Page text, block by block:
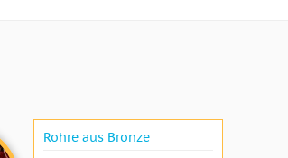
Rohre aus Bronze